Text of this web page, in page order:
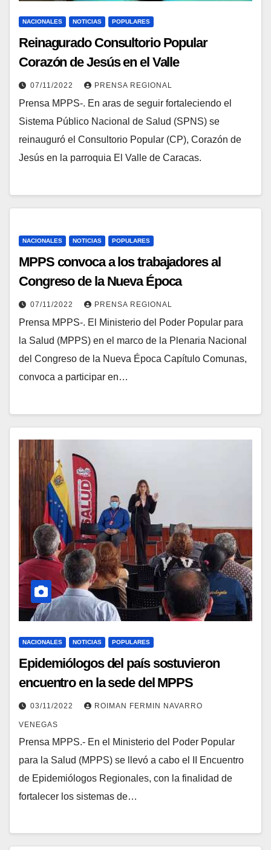
NACIONALES NOTICIAS POPULARES
Reinagurado Consultorio Popular
Corazón de Jesús en el Valle
07/11/2022 PRENSA REGIONAL
Prensa MPPS-. En aras de seguir fortaleciendo el
Sistema Público Nacional de Salud (SPNS) se
reinauguró el Consultorio Popular (CP), Corazón de
Jesús en la parroquia El Valle de Caracas.
NACIONALES NOTICIAS POPULARES
MPPS convoca a los trabajadores al
Congreso de la Nueva Época
07/11/2022 PRENSA REGIONAL
Prensa MPPS-. El Ministerio del Poder Popular para
la Salud (MPPS) en el marco de la Plenaria Nacional
del Congreso de la Nueva Época Capítulo Comunas,
convoca a participar en…
NACIONALES NOTICIAS POPULARES
Epidemiólogos del país sostuvieron
encuentro en la sede del MPPS
03/11/2022 ROIMAN FERMIN NAVARRO
VENEGAS
Prensa MPPS.- En el Ministerio del Poder Popular
para la Salud (MPPS) se llevó a cabo el II Encuentro
de Epidemiólogos Regionales, con la finalidad de
fortalecer los sistemas de…